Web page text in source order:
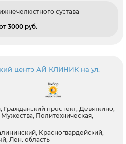
сустава
от 3000 pуб.
центр АЙ КЛИНИК на ул.
Гражданский проспект, Девяткино,
Политехническая,
Красногвардейский,
Лен. область